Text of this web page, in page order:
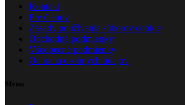
Kontakt
Pre členov
Zásady používania súborov cookie
Obchodné podmienky
Všeobecné podmienky
Ochrana osobných údajov
Menu